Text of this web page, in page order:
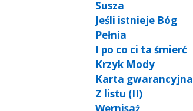
Susza
Jeśli istnieje Bóg
Pełnia
I po co ci ta śmierć
Krzyk Mody
Karta gwarancyjna
Z listu (II)